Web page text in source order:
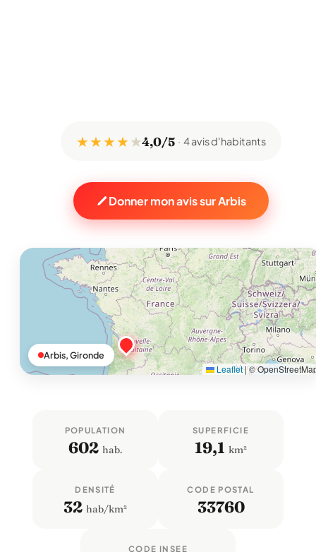
★ ★ ★ ★★4,0/5 4 avis d'habitants
Donner mon avis sur Arbis
Leaflet|©
Arbis, Gironde
POPULATION
602 hab.
SUPERFICIE
19,1 km²
DENSITÉ
32 hab/km²
CODE POSTAL
33760
CODE INSEE